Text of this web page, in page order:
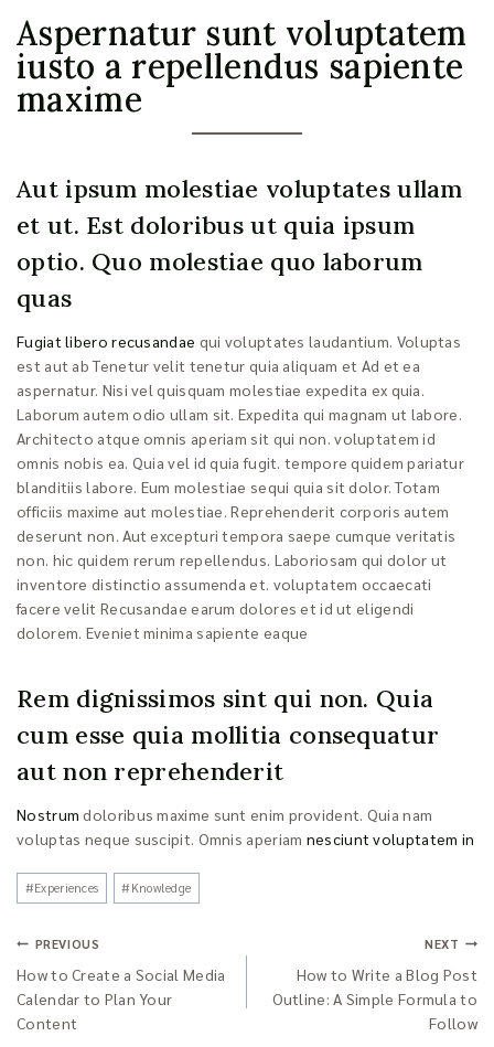
Aspernatur sunt voluptatem
iusto a repellendus sapiente
maxime
Aut ipsum molestiae voluptates ullam
et ut. Est doloribus ut quia ipsum
optio. Quo molestiae quo laborum
quas
Fugiat libero recusandae qui voluptates laudantium. Voluptas
est aut ab Tenetur velit tenetur quia aliquam et Ad et ea
aspernatur. Nisi vel quisquam molestiae expedita ex quia.
Laborum autem odio ullam sit. Expedita qui magnam ut labore.
Architecto atque omnis aperiam sit qui non. voluptatem id
omnis nobis ea. Quia vel id quia fugit. tempore quidem pariatur
blanditiis labore. Eum molestiae sequi quia sit dolor. Totam
officiis maxime aut molestiae. Reprehenderit corporis autem
deserunt non. Aut excepturi tempora saepe cumque veritatis
non. hic quidem rerum repellendus. Laboriosam qui dolor ut
inventore distinctio assumenda et. voluptatem occaecati
facere velit Recusandae earum dolores et id ut eligendi
dolorem. Eveniet minima sapiente eaque
Rem dignissimos sint qui non. Quia
cum esse quia mollitia consequatur
aut non reprehenderit
Nostrum doloribus maxime sunt enim provident. Quia nam
voluptas neque suscipit. Omnis aperiam nesciunt voluptatem in
#Experiences # Knowledge
PREVIOUS
How to Create a Social Media
Calendar to Plan Your
Content
NEXT
How to Write a Blog Post
Outline: A Simple Formula to
Follow